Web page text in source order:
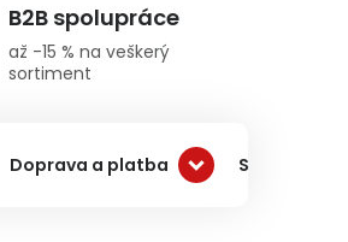
B2B spolupráce
až -15 % na veškerý
sortiment
Doprava a platba Související